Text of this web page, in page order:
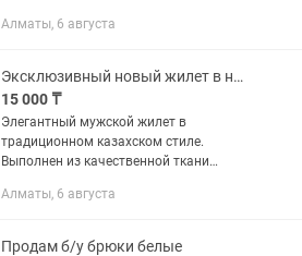
гардероба. Идеально смотрится как с
Алматы, 6 августа
Эксклюзивный новый жилет в национальном стиле.
15 000 ₸
Элегантный мужской жилет в
традиционном казахском стиле.
Выполнен из качественной ткани
глубокого чёрного цвета и украшен
национальным...
Алматы, 6 августа
Продам б/у брюки белые